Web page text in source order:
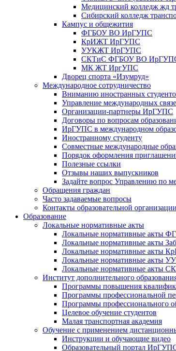
Медицинский колледж жд
Сибирский колледж
Кампус и общежития
ФГБОУ ВО ИрГУПС
КрИЖТ ИрГУПС
УУКЖТ ИрГУПС
СКТиС ФГБОУ ВО
МК ЖТ ИргУПС
Дворец спорта «Изумруд»
Международное сотрудничество
Вниманию иностранных
Управление международных
Организации-партнеры ИрГУПС
Договоры по вопросам
ИрГУПС в международном
Иностранному студенту
Совместные международные
Порядок оформления
Полезные ссылки
Отзывы наших выпускников
Задайте вопрос Управлению по
Обращения граждан
Часто задаваемые вопросы
Контакты образовательной организации
Образование
Локальные нормативные акты
Локальные нормативные акты
Локальные нормативные акты
Локальные нормативные акты
Локальные нормативные акты
Локальные нормативные
Институт дополнительного
Программы повышения
Программы профессиональной
Программы профессионального
Целевое обучение студентов
Малая транспортная академия
Обучение с применением
Инструкции и обучающие видео
Образовательный портал